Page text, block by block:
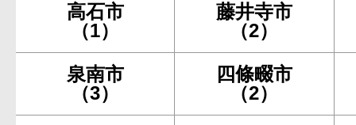
高石市
（1）
藤井寺市
（2）
泉南市
（3）
四條畷市
（2）